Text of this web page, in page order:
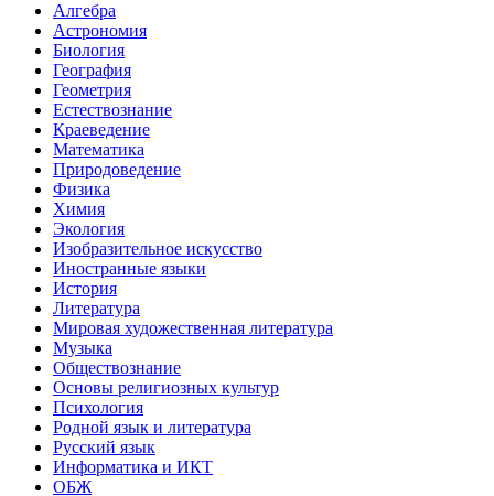
Алгебра
Астрономия
Биология
География
Геометрия
Естествознание
Краеведение
Математика
Природоведение
Физика
Химия
Экология
Изобразительное искусство
Иностранные языки
История
Литература
Мировая художественная литература
Музыка
Обществознание
Основы религиозных культур
Психология
Родной язык и литература
Русский язык
Информатика и ИКТ
ОБЖ